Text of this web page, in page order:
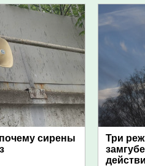
сирены
Три